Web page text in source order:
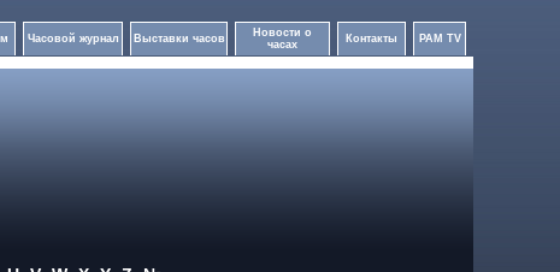
Часовой журнал Выставки часов
Новости о
часах
Контакты PAM TV